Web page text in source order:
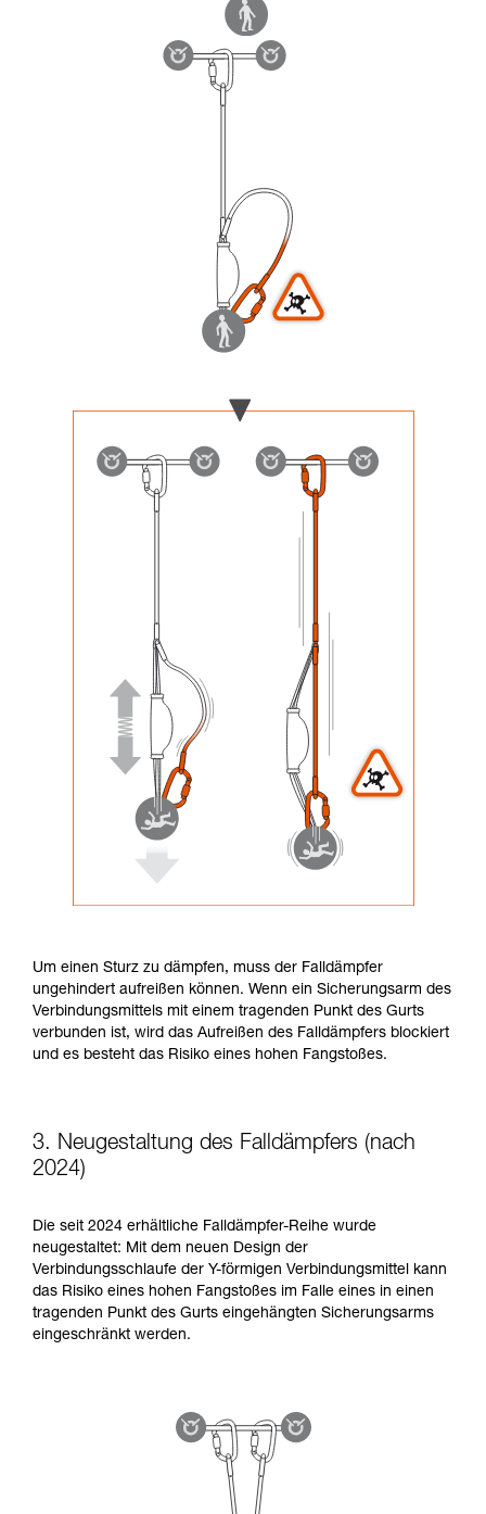
Um einen Sturz zu dämpfen, muss der Falldämpfer
ungehindert aufreißen können. Wenn ein Sicherungsarm des
Verbindungsmittels mit einem tragenden Punkt des Gurts
verbunden ist, wird das Aufreißen des Falldämpfers blockiert
und es besteht das Risiko eines hohen Fangstoßes.
3. Neugestaltung des Falldämpfers (nach
2024)
Die seit 2024 erhältliche Falldämpfer-Reihe wurde
neugestaltet: Mit dem neuen Design der
Verbindungsschlaufe der Y-förmigen Verbindungsmittel kann
das Risiko eines hohen Fangstoßes im Falle eines in einen
tragenden Punkt des Gurts eingehängten Sicherungsarms
eingeschränkt werden.